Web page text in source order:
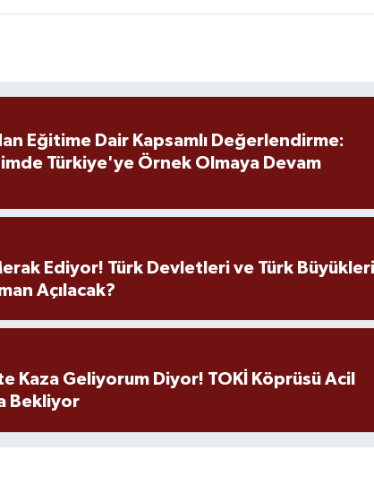
Eğitime Dair Kapsamlı Değerlendirme:
Türkiye'ye Örnek Olmaya Devam
Ediyor! Türk Devletleri ve Türk Büyükleri
Açılacak?
Kaza Geliyorum Diyor! TOKİ Köprüsü Acil
Bekliyor